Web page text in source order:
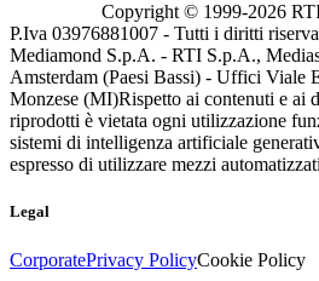
Copyright © 1999-2026
P.Iva 03976881007 - Tutti i diritti
Mediamond S.p.A. - RTI S.p.A.,
Amsterdam (Paesi Bassi) - Uffici Viale
Monzese (MI)Rispetto ai contenuti e ai
riprodotti è vietata ogni utilizzazione
sistemi di intelligenza artificiale
espresso di utilizzare mezzi
Legal
CorporatePrivacy PolicyCookie Policy